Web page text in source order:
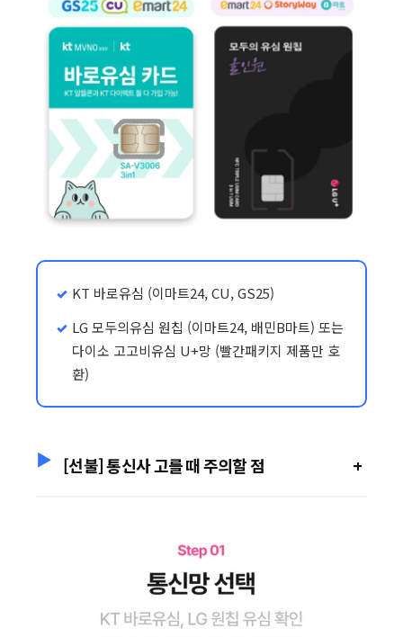
KT 바로유심 (이마트24, CU, GS25)
LG 모두의유심 원칩 (이마트24, 배민B마트) 또는
다이소 고고비유심 U+망 (빨간패키지 제품만 호
환)
[선불] 통신사 고를 때 주의할 점 +